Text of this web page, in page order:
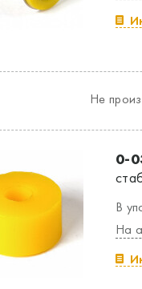
Не
0-
В
На